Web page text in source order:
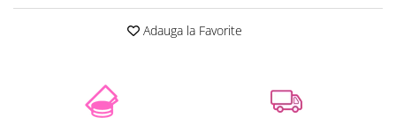
Adauga la Favorite